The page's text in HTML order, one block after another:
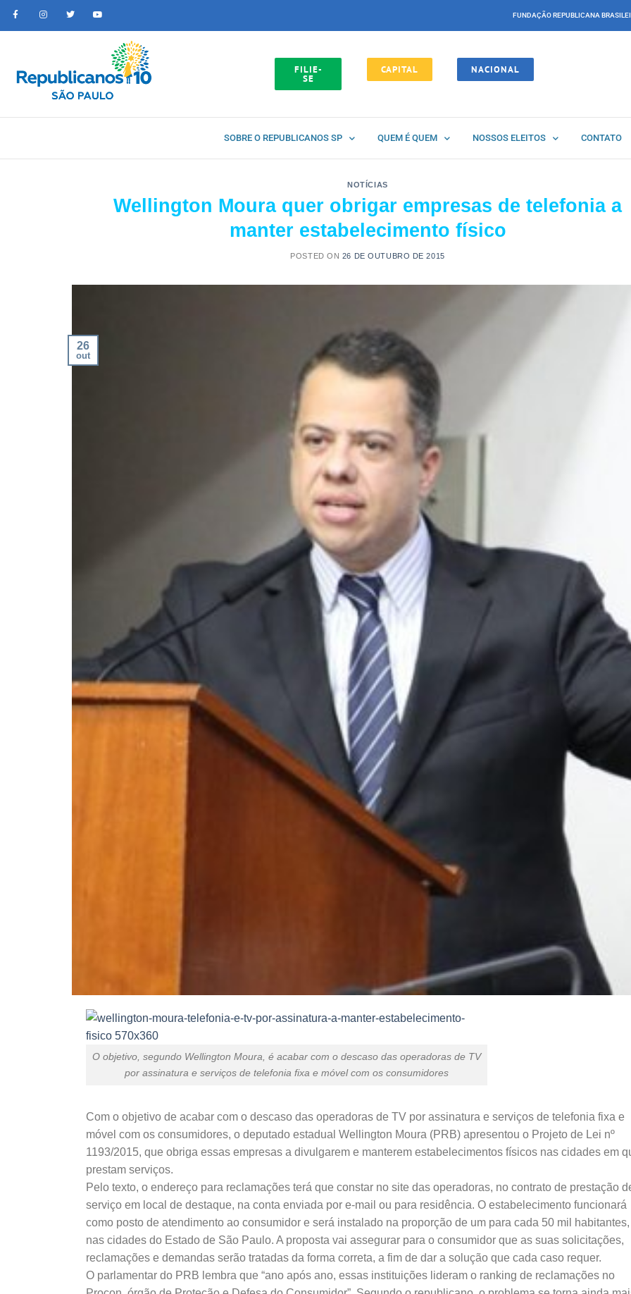
FUNDAÇÃO REPUBLICANA
FILIE-
SE
CAPITAL NACIONAL
SOBRE O REPUBLICANOS SP QUEM É QUEM NOSSOS ELEITOS CONTATO
NOTÍCIAS
Wellington Moura quer obrigar empresas de telefonia a
manter estabelecimento físico
POSTED ON 26 DE OUTUBRO DE 2015
26
out
O objetivo, segundo Wellington Moura, é acabar com o descaso das operadoras de TV
por assinatura e serviços de telefonia fixa e móvel com os consumidores
Com o objetivo de acabar com o descaso das operadoras de TV por assinatura e serviços de telefonia fixa e
móvel com os consumidores, o deputado estadual Wellington Moura (PRB) apresentou o Projeto de Lei nº
1193/2015, que obriga essas empresas a divulgarem e manterem estabelecimentos físicos nas cidades em
prestam serviços.
Pelo texto, o endereço para reclamações terá que constar no site das operadoras, no contrato de prestação
serviço em local de destaque, na conta enviada por e-mail ou para residência. O estabelecimento funcionará
como posto de atendimento ao consumidor e será instalado na proporção de um para cada 50 mil habitantes,
nas cidades do Estado de São Paulo. A proposta vai assegurar para o consumidor que as suas solicitações,
reclamações e demandas serão tratadas da forma correta, a fim de dar a solução que cada caso requer.
O parlamentar do PRB lembra que “ano após ano, essas instituições lideram o ranking de reclamações no